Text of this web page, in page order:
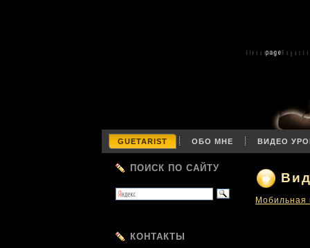
GUETARIST ОБО МНЕ ВИДЕО
ПОИСК ПО САЙТУ
КОНТАКТЫ
Мобильная